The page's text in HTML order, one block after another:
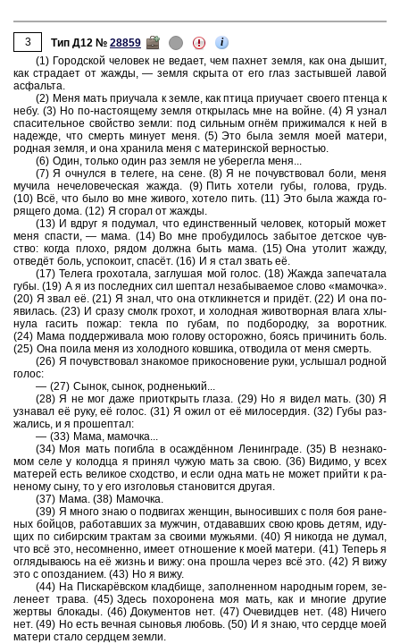
3 Тип Д12 № 28859
i
(1) Го­род­ской че­ло­век не ве­да­ет, чем пах­нет земля, как она дышит,
как стра­да­ет от жажды, — земля скры­та от его глаз за­стыв­шей лавой
ас­фаль­та.
(2) Меня мать при­уча­ла к земле, как птица при­уча­ет сво­е­го птен­ца к
небу. (3) Но по-⁠на­сто­я­ще­му земля от­кры­лась мне на войне. (4) Я узнал
спа­си­тель­ное свой­ство земли: под силь­ным огнём при­жи­мал­ся к ней в
на­деж­де, что смерть ми­ну­ет меня. (5) Это была земля моей ма­те­ри,
род­ная земля, и она хра­ни­ла меня с ма­те­рин­ской вер­но­стью.
(6) Один, толь­ко один раз земля не убе­рег­ла меня...
(7) Я оч­нул­ся в те­ле­ге, на сене. (8) Я не по­чув­ство­вал боли, меня
му­чи­ла не­че­ло­ве­че­ская жажда. (9) Пить хо­те­ли губы, го­ло­ва, грудь.
(10) Всё, что было во мне жи­во­го, хо­те­ло пить. (11) Это была жажда го­
ря­ще­го дома. (12) Я сго­рал от жажды.
(13) И вдруг я по­ду­мал, что един­ствен­ный че­ло­век, ко­то­рый может
меня спа­сти, — мама. (14) Во мне про­бу­ди­лось за­бы­тое дет­ское чув­
ство: когда плохо, рядом долж­на быть мама. (15) Она уто­лит жажду,
отведёт боль, успо­ко­ит, спасёт. (16) И я стал звать её.
(17) Те­ле­га гро­хо­та­ла, за­глу­шая мой голос. (18) Жажда за­пе­ча­та­ла
губы. (19) А я из по­след­них сил шеп­тал не­за­бы­ва­е­мое слово «ма­моч­ка».
(20) Я звал её. (21) Я знал, что она от­клик­нет­ся и придёт. (22) И она по­
яви­лась. (23) И сразу смолк гро­хот, и хо­лод­ная жи­во­твор­ная влага хлы­
ну­ла га­сить пожар: текла по губам, по под­бо­род­ку, за во­рот­ник.
(24) Мама под­дер­жи­ва­ла мою го­ло­ву осто­рож­но, боясь при­чи­нить боль.
(25) Она поила меня из хо­лод­но­го ков­ши­ка, от­во­ди­ла от меня смерть.
(26) Я по­чув­ство­вал зна­ко­мое при­кос­но­ве­ние руки, услы­шал род­ной
голос:
— (27) Сынок, сынок, род­нень­кий...
(28) Я не мог даже при­от­крыть глаза. (29) Но я видел мать. (30) Я
узна­вал её руку, её голос. (31) Я ожил от её ми­ло­сер­дия. (32) Губы раз­
жа­лись, и я про­шеп­тал:
— (33) Мама, ма­моч­ка...
(34) Моя мать по­гиб­ла в осаждённом Ле­нин­гра­де. (35) В не­зна­ко­
мом селе у ко­лод­ца я при­нял чужую мать за свою. (36) Ви­ди­мо, у всех
ма­те­рей есть ве­ли­кое сход­ство, и если одна мать не может прий­ти к ра­
не­но­му сыну, то у его из­го­ло­вья ста­но­вит­ся дру­гая.
(37) Мама. (38) Ма­моч­ка.
(39) Я много знаю о по­дви­гах жен­щин, вы­но­сив­ших с поля боя ра­не­
ных бой­цов, ра­бо­тав­ших за муж­чин, от­да­вав­ших свою кровь детям, иду­
щих по си­бир­ским трак­там за сво­и­ми му­жья­ми. (40) Я ни­ко­гда не думал,
что всё это, не­со­мнен­но, имеет от­но­ше­ние к моей ма­те­ри. (41) Те­перь я
огля­ды­ва­юсь на её жизнь и вижу: она про­шла через всё это. (42) Я вижу
это с опоз­да­ни­ем. (43) Но я вижу.
(44) На Пис­карёвском клад­би­ще, за­пол­нен­ном на­род­ным горем, зе­
ле­не­ет трава. (45) Здесь по­хо­ро­не­на моя мать, как и мно­гие дру­гие
жерт­вы бло­ка­ды. (46) До­ку­мен­тов нет. (47) Оче­вид­цев нет. (48) Ни­че­го
нет. (49) Но есть веч­ная сы­но­вья лю­бовь. (50) И я знаю, что серд­це моей
ма­те­ри стало серд­цем земли.